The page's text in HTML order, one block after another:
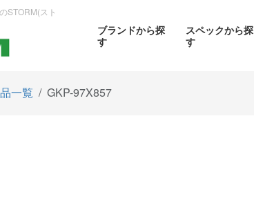
STORM(スト
ブランドから探
す
スペックから探
す
一覧 GKP-97X857